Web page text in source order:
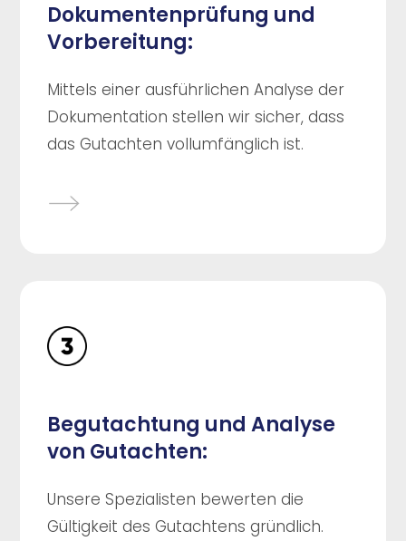
Dokumentenprüfung und
Vorbereitung:
Mittels einer ausführlichen Analyse der
Dokumentation stellen wir sicher, dass
das Gutachten vollumfänglich ist.
Begutachtung und Analyse
von Gutachten:
Unsere Spezialisten bewerten die
Gültigkeit des Gutachtens gründlich.